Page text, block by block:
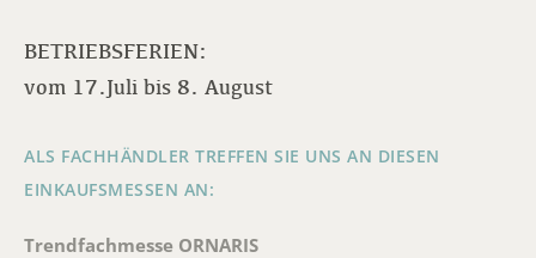
BETRIEBSFERIEN:
vom 17.Juli bis 8. August
ALS FACHHÄNDLER TREFFEN SIE UNS AN DIESEN
EINKAUFSMESSEN AN:
Trendfachmesse ORNARIS